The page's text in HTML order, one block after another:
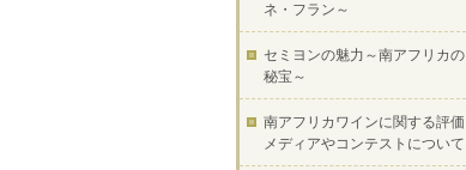
ネ・フラン～
セミヨンの魅力～南アフリカの
秘宝～
南アフリカワインに関する評価
メディアやコンテストについて